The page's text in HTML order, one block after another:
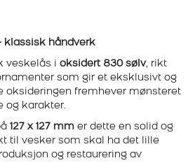
klassisk håndverk
veskelås i oksidert 830 sølv, rikt
som gir et eksklusivt og
oksideringen fremhever mønsteret
og karakter.
127 x 127 mm er dette en solid og
til vesker som skal ha det lille
og restaurering av